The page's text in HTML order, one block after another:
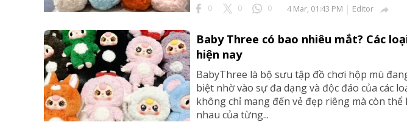
0 0 0 4 Mar, 01:43 PM Editor 
Baby Three có bao nhiêu mắt? Các
hiện nay
BabyThree là bộ sưu tập đồ chơi hộp mù
biệt nhờ vào sự đa dạng và độc đáo của các
không chỉ mang đến vẻ đẹp riêng mà còn
nhau của từng...